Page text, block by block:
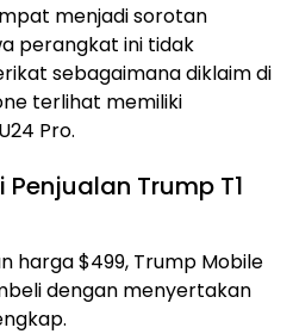
menjadi sorotan
perangkat ini tidak
sebagaimana diklaim di
terlihat memiliki
Pro.
Trump T1
harga $499, Trump Mobile
dengan menyertakan